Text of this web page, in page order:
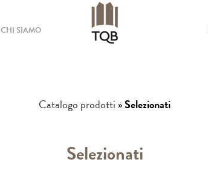
CHI SIAMO
Catalogo prodotti »Selezionati
Selezionati